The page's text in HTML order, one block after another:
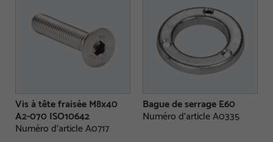
Vis à tête fraisée M8x40
A2-070 ISO10642
Numéro d'article A0717
Bague de serrage E60
Numéro d'article A0335